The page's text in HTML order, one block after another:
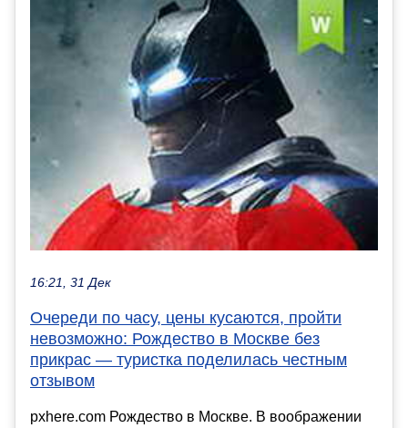
16:21, 31 Дек
Очереди по часу, цены кусаются, пройти
невозможно: Рождество в Москве без
прикрас — туристка поделилась честным
отзывом
pxhere.com Рождество в Москве. В воображении